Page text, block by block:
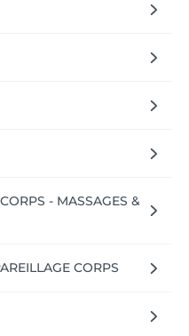
- MASSAGES &
CORPS